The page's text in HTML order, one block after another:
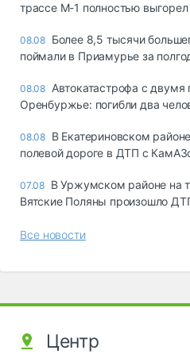
трассе М-1 полностью выгорел
08.08 Более 8,5 тысячи
поймали в Приамурье за
08.08 Автокатастрофа с двумя
Оренбуржье: погибли два
08.08 В Екатериновском
полевой дороге в ДТП с
07.08 В Уржумском районе на
Вятские Поляны произошло
Все новости
Центр